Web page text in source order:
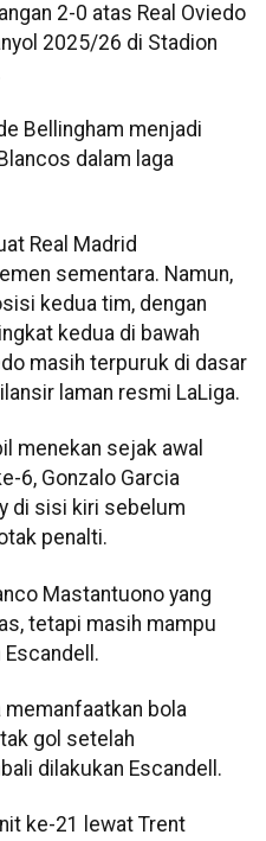
2-0 atas Real Oviedo
2025/26 di Stadion
Bellingham menjadi
dalam laga
Real Madrid
sementara. Namun,
kedua tim, dengan
kedua di bawah
masih terpuruk di dasar
laman resmi LaLiga.
menekan sejak awal
6, Gonzalo Garcia
di sisi kiri sebelum
penalti.
Mastantuono yang
tetapi masih mampu
memanfaatkan bola
gol setelah
dilakukan Escandell.
ke-21 lewat Trent